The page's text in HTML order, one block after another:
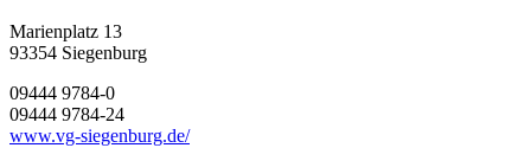
Marienplatz 13
93354 Siegenburg
09444 9784-0
09444 9784-24
www.vg-siegenburg.de/